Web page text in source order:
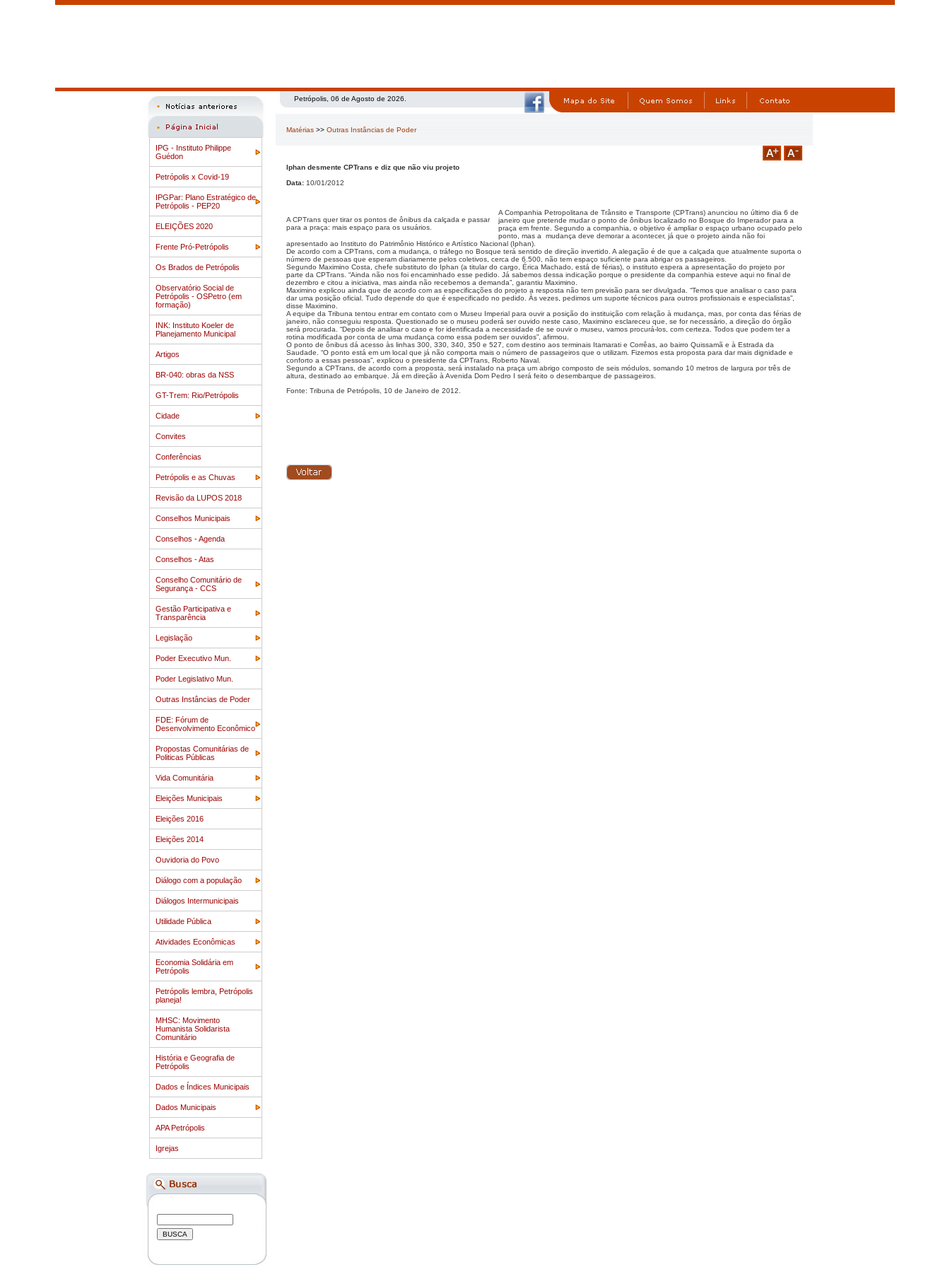
IPG - Instituto Philippe
Guédon
Petrópolis x Covid-19
IPGPar: Plano Estratégico de
Petrópolis - PEP20
ELEIÇÕES 2020
Frente Pró-Petrópolis
Os Brados de Petrópolis
Observatório Social de
Petrópolis - OSPetro (em
formação)
INK: Instituto Koeler de
Planejamento Municipal
Artigos
BR-040: obras da NSS
GT-Trem: Rio/Petrópolis
Cidade
Convites
Conferências
Petrópolis e as Chuvas
Revisão da LUPOS 2018
Conselhos Municipais
Conselhos - Agenda
Conselhos - Atas
Conselho Comunitário de
Segurança - CCS
Gestão Participativa e
Transparência
Legislação
Poder Executivo Mun.
Poder Legislativo Mun.
Outras Instâncias de Poder
FDE: Fórum de
Desenvolvimento Econômico
Propostas Comunitárias de
Politicas Públicas
Vida Comunitária
Eleições Municipais
Eleições 2016
Eleições 2014
Ouvidoria do Povo
Diálogo com a população
Diálogos Intermunicipais
Utilidade Pública
Atividades Econômicas
Economia Solidária em
Petrópolis
Petrópolis lembra, Petrópolis
planeja!
MHSC: Movimento
Humanista Solidarista
Comunitário
História e Geografia de
Petrópolis
Dados e Índices Municipais
Dados Municipais
APA Petrópolis
Igrejas
Petrópolis, 06 de Agosto de 2026.
Matérias >> Outras Instâncias de Poder
Iphan desmente CPTrans e diz que não viu projeto
Data: 10/01/2012
A CPTrans quer tirar os pontos de ônibus da calçada e passar
para a praça: mais espaço para os usuários.
A Companhia Petropolitana de Trânsito e Transporte (CPTrans) anunciou no último dia 6 de
janeiro que pretende mudar o ponto de ônibus localizado no Bosque do Imperador para a
praça em frente. Segundo a companhia, o objetivo é ampliar o espaço urbano ocupado pelo
ponto, mas a mudança deve demorar a acontecer, já que o projeto ainda não foi
apresentado ao Instituto do Patrimônio Histórico e Artístico Nacional (Iphan).
De acordo com a CPTrans, com a mudança, o tráfego no Bosque terá sentido de direção invertido. A alegação é de que a calçada que atualmente suporta o
número de pessoas que esperam diariamente pelos coletivos, cerca de 6.500, não tem espaço suficiente para abrigar os passageiros.
Segundo Maximino Costa, chefe substituto do Iphan (a titular do cargo, Érica Machado, está de férias), o instituto espera a apresentação do projeto por
parte da CPTrans. “Ainda não nos foi encaminhado esse pedido. Já sabemos dessa indicação porque o presidente da companhia esteve aqui no final de
dezembro e citou a iniciativa, mas ainda não recebemos a demanda”, garantiu Maximino.
Maximino explicou ainda que de acordo com as especificações do projeto a resposta não tem previsão para ser divulgada. “Temos que analisar o caso para
dar uma posição oficial. Tudo depende do que é especificado no pedido. Às vezes, pedimos um suporte técnicos para outros profissionais e especialistas”,
disse Maximino.
A equipe da Tribuna tentou entrar em contato com o Museu Imperial para ouvir a posição do instituição com relação à mudança, mas, por conta das férias de
janeiro, não conseguiu resposta. Questionado se o museu poderá ser ouvido neste caso, Maximino esclareceu que, se for necessário, a direção do órgão
será procurada. “Depois de analisar o caso e for identificada a necessidade de se ouvir o museu, vamos procurá-los, com certeza. Todos que podem ter a
rotina modificada por conta de uma mudança como essa podem ser ouvidos”, afirmou.
O ponto de ônibus dá acesso às linhas 300, 330, 340, 350 e 527, com destino aos terminais Itamarati e Corrêas, ao bairro Quissamã e à Estrada da
Saudade. “O ponto está em um local que já não comporta mais o número de passageiros que o utilizam. Fizemos esta proposta para dar mais dignidade e
conforto a essas pessoas”, explicou o presidente da CPTrans, Roberto Naval.
Segundo a CPTrans, de acordo com a proposta, será instalado na praça um abrigo composto de seis módulos, somando 10 metros de largura por três de
altura, destinado ao embarque. Já em direção à Avenida Dom Pedro I será feito o desembarque de passageiros.
Fonte: Tribuna de Petrópolis, 10 de Janeiro de 2012.